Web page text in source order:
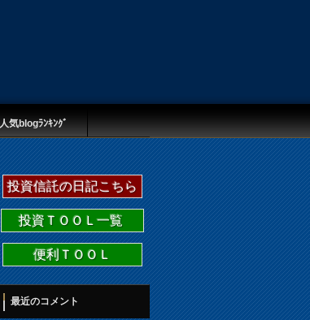
人気blogﾗﾝｷﾝｸﾞ
投資信託の日記こちら
投資ＴＯＯＬ一覧
便利ＴＯＯＬ
最近のコメント